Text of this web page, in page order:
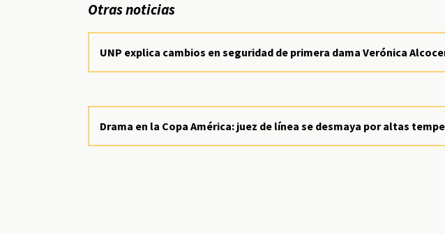
Otras noticias
UNP explica cambios en seguridad de primera dama Verónica
Drama en la Copa América: juez de línea se desmaya por altas